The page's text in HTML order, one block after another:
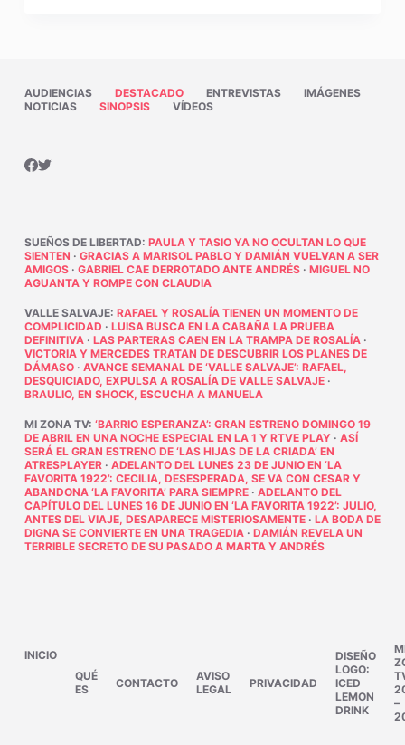
AUDIENCIAS DESTACADO ENTREVISTAS
IMÁGENES
NOTICIAS
SINOPSIS VÍDEOS
SUEÑOS DE LIBERTAD: PAULA Y TASIO YA NO OCULTAN LO QUE
SIENTEN · GRACIAS A MARISOL PABLO Y DAMIÁN VUELVAN A SER
AMIGOS· GABRIEL CAE DERROTADO ANTE ANDRÉS· MIGUEL NO
AGUANTA Y ROMPE CON CLAUDIA
VALLE SALVAJE: RAFAEL Y ROSALÍA TIENEN UN MOMENTO DE
COMPLICIDAD · LUISA BUSCA EN LA CABAÑA LA PRUEBA
DEFINITIVA· LAS PARTERAS CAEN EN LA TRAMPA DE ROSALÍA·
VICTORIA Y MERCEDES TRATAN DE DESCUBRIR LOS PLANES DE
DÁMASO· AVANCE SEMANAL DE ‘VALLE SALVAJE’: RAFAEL,
DESQUICIADO, EXPULSA A ROSALÍA DE VALLE SALVAJE·
BRAULIO, EN SHOCK, ESCUCHA A MANUELA
MI ZONA TV: ‘BARRIO ESPERANZA’: GRAN ESTRENO DOMINGO 19
DE ABRIL EN UNA NOCHE ESPECIAL EN LA 1 Y RTVE PLAY· ASÍ
SERÁ EL GRAN ESTRENO DE ‘LAS HIJAS DE LA CRIADA’ EN
ATRESPLAYER· ADELANTO DEL LUNES 23 DE JUNIO EN ‘LA
FAVORITA 1922’: CECILIA, DESESPERADA, SE VA CON CESAR Y
ABANDONA ‘LA FAVORITA’ PARA SIEMPRE· ADELANTO DEL
CAPÍTULO DEL LUNES 16 DE JUNIO EN ‘LA FAVORITA 1922’: JULIO,
ANTES DEL VIAJE, DESAPARECE MISTERIOSAMENTE· LA BODA DE
DIGNA SE CONVIERTE EN UNA TRAGEDIA· DAMIÁN REVELA UN
TERRIBLE SECRETO DE SU PASADO A MARTA Y ANDRÉS
INICIO
QUÉ
ES
CONTACTO
AVISO
LEGAL
PRIVACIDAD
DISEÑO
LOGO:
ICED
LEMON
DRINK
–